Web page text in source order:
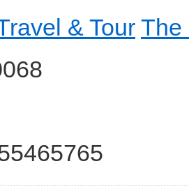
& Tour The